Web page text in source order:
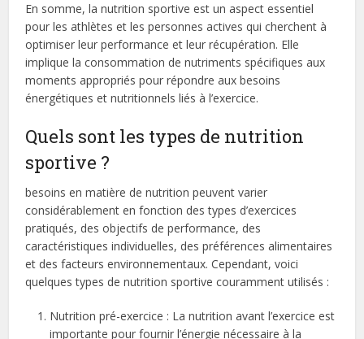
En somme, la nutrition sportive est un aspect essentiel
pour les athlètes et les personnes actives qui cherchent à
optimiser leur performance et leur récupération. Elle
implique la consommation de nutriments spécifiques aux
moments appropriés pour répondre aux besoins
énergétiques et nutritionnels liés à l’exercice.
Quels sont les types de nutrition
sportive ?
besoins en matière de nutrition peuvent varier
considérablement en fonction des types d’exercices
pratiqués, des objectifs de performance, des
caractéristiques individuelles, des préférences alimentaires
et des facteurs environnementaux. Cependant, voici
quelques types de nutrition sportive couramment utilisés :
Nutrition pré-exercice : La nutrition avant l’exercice est
importante pour fournir l’énergie nécessaire à la